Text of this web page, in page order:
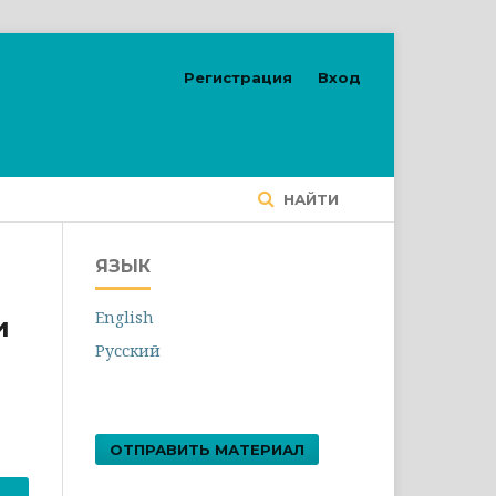
НАЙТИ
Регистрация Вход
ЯЗЫК
English
Русский
ОТПРАВИТЬ МАТЕРИАЛ